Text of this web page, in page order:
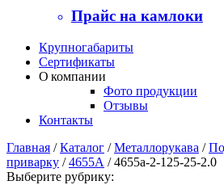
Прайс на камлоки
Крупногабариты
Сертификаты
О компании
Фото продукции
Отзывы
Контакты
Главная /Каталог /Металлорукава /
приварку /4655А /4655а-2-125-25-2.0
Выберите рубрику: